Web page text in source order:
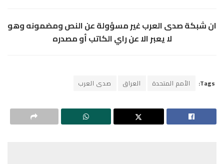
ان شبكة صدى العرب غير مسؤولة عن النص ومضمونه وهو
لا يعبر الا عن راي الكاتب أو مصدره
Tags: الأمم المتحدة العراق صدى العرب